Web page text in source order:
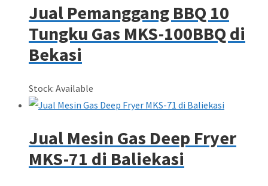
Jual Pemanggang BBQ 10
Tungku Gas MKS-100BBQ di
Bekasi
Stock: Available
Jual Mesin Gas Deep Fryer
MKS-71 di Baliekasi